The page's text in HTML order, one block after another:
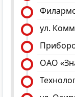
ул.
ОАО